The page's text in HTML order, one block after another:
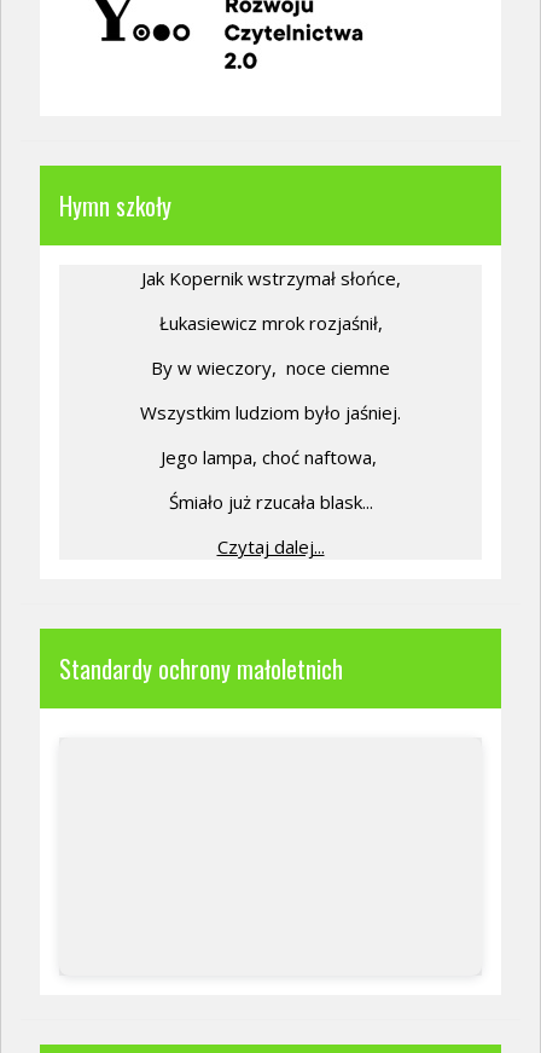
Hymn szkoły
Jak Kopernik wstrzymał słońce,
Łukasiewicz mrok rozjaśnił,
By w wieczory, noce ciemne
Wszystkim ludziom było jaśniej.
Jego lampa, choć naftowa,
Śmiało już rzucała blask...
Czytaj dalej...
Standardy ochrony małoletnich